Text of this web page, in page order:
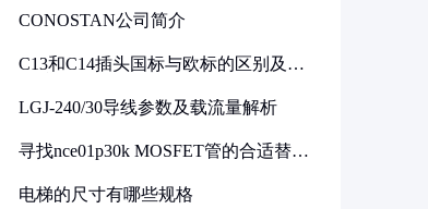
CONOSTAN公司简介
C13和C14插头国标与欧标的区别及其
LGJ-240/30导线参数及载流量解析
寻找nce01p30k MOSFET管的合适替代
电梯的尺寸有哪些规格